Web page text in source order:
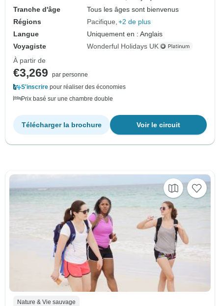
Tranche d'âge
Tous les âges sont bienvenus
Régions
Pacifique +2 de plus
Langue
Uniquement en : Anglais
Voyagiste
Wonderful Holidays UK
À partir de
€3,269
par personne
S'inscrire pour réaliser des économies
Prix basé sur une chambre double
Voir le circuit
Télécharger la brochure
Nature & Vie sauvage